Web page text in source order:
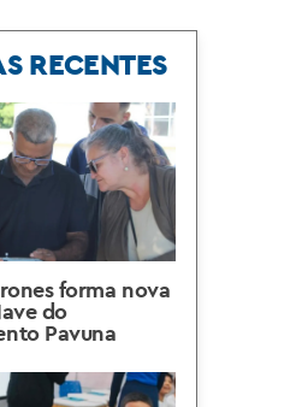
RECENTES
forma nova
do
Pavuna